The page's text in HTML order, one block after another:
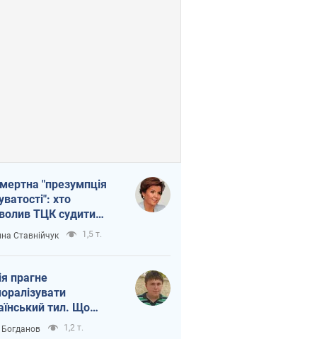
"презумпція
хто
ТЦК судити
захисників
Ставнійчук 1,5 т.
прагне
тил. Що
собі нагадати
Богданов 1,2 т.